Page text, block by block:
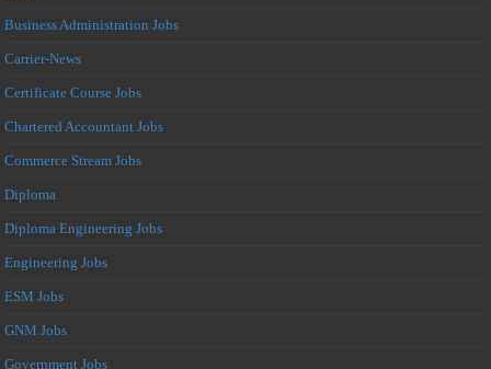
Business Administration Jobs
Carrier-News
Certificate Course Jobs
Chartered Accountant Jobs
Commerce Stream Jobs
Diploma
Diploma Engineering Jobs
Engineering Jobs
ESM Jobs
GNM Jobs
Government Jobs